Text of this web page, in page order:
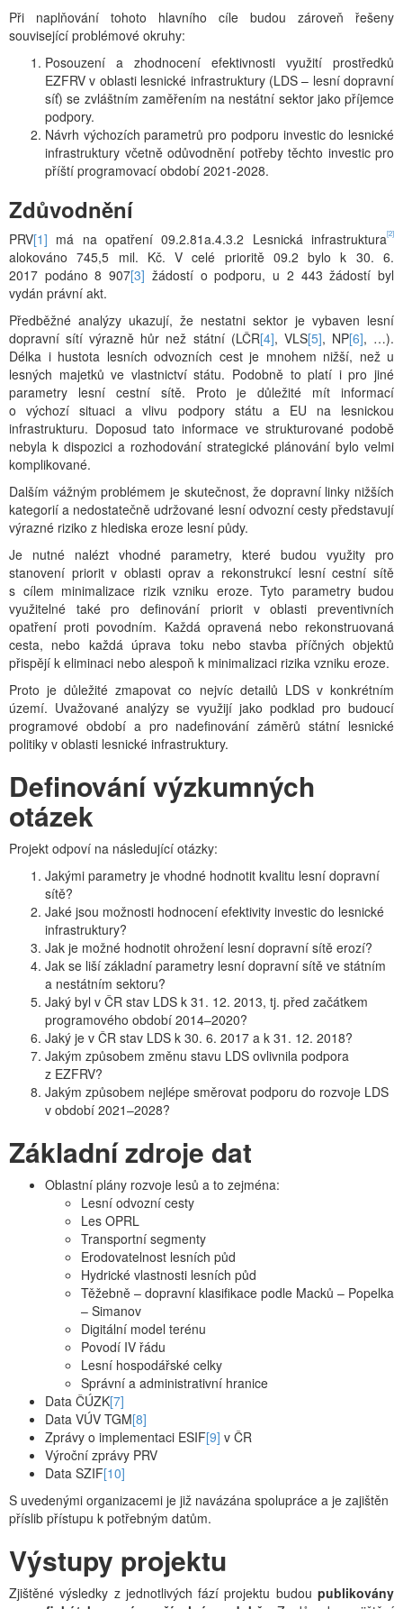
Při naplňování tohoto hlavního cíle budou zároveň řešeny
související problémové okruhy:
Posouzení a zhodnocení efektivnosti využití prostředků
EZFRV v oblasti lesnické infrastruktury (LDS – lesní dopravní
síť) se zvláštním zaměřením na nestátní sektor jako příjemce
podpory.
Návrh výchozích parametrů pro podporu investic do lesnické
infrastruktury včetně odůvodnění potřeby těchto investic pro
příští programovací období 2021-2028.
Zdůvodnění
PRV[1] má na opatření 09.2.81a.4.3.2 Lesnická infrastruktura[2]
alokováno 745,5 mil. Kč. V celé prioritě 09.2 bylo k 30. 6.
2017 podáno 8 907[3] žádostí o podporu, u 2 443 žádostí byl
vydán právní akt.
Předběžné analýzy ukazují, že nestatni sektor je vybaven lesní
dopravní sítí výrazně hůr než státní (LČR[4], VLS[5], NP[6], …).
Délka i hustota lesních odvozních cest je mnohem nižší, než u
lesných majetků ve vlastnictví státu. Podobně to platí i pro jiné
parametry lesní cestní sítě. Proto je důležité mít informací
o výchozí situaci a vlivu podpory státu a EU na lesnickou
infrastrukturu. Doposud tato informace ve strukturované podobě
nebyla k dispozici a rozhodování strategické plánování bylo velmi
komplikované.
Dalším vážným problémem je skutečnost, že dopravní linky nižších
kategorií a nedostatečně udržované lesní odvozní cesty představují
výrazné riziko z hlediska eroze lesní půdy.
Je nutné nalézt vhodné parametry, které budou využity pro
stanovení priorit v oblasti oprav a rekonstrukcí lesní cestní sítě
s cílem minimalizace rizik vzniku eroze. Tyto parametry budou
využitelné také pro definování priorit v oblasti preventivních
opatření proti povodním. Každá opravená nebo rekonstruovaná
cesta, nebo každá úprava toku nebo stavba příčných objektů
přispějí k eliminaci nebo alespoň k minimalizaci rizika vzniku eroze.
Proto je důležité zmapovat co nejvíc detailů LDS v konkrétním
území. Uvažované analýzy se využijí jako podklad pro budoucí
programové období a pro nadefinování záměrů státní lesnické
politiky v oblasti lesnické infrastruktury.
Definování výzkumných
otázek
Projekt odpoví na následující otázky:
Jakými parametry je vhodné hodnotit kvalitu lesní dopravní
sítě?
Jaké jsou možnosti hodnocení efektivity investic do lesnické
infrastruktury?
Jak je možné hodnotit ohrožení lesní dopravní sítě erozí?
Jak se liší základní parametry lesní dopravní sítě ve státním
a nestátním sektoru?
Jaký byl v ČR stav LDS k 31. 12. 2013, tj. před začátkem
programového období 2014–2020?
Jaký je v ČR stav LDS k 30. 6. 2017 a k 31. 12. 2018?
Jakým způsobem změnu stavu LDS ovlivnila podpora
z EZFRV?
Jakým způsobem nejlépe směrovat podporu do rozvoje LDS
v období 2021–2028?
Základní zdroje dat
Oblastní plány rozvoje lesů a to zejména:
Lesní odvozní cesty
Les OPRL
Transportní segmenty
Erodovatelnost lesních půd
Hydrické vlastnosti lesních půd
Těžebně – dopravní klasifikace podle Macků – Popelka
– Simanov
Digitální model terénu
Povodí IV řádu
Lesní hospodářské celky
Správní a administrativní hranice
Data ČÚZK[7]
Data VÚV TGM[8]
Zprávy o implementaci ESIF[9] v ČR
Výroční zprávy PRV
Data SZIF[10]
S uvedenými organizacemi je již navázána spolupráce a je zajištěn
příslib přístupu k potřebným datům.
Výstupy projektu
Zjištěné výsledky z jednotlivých fází projektu budou publikovány